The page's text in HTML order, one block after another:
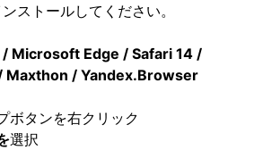
ストールしてください。
Microsoft Edge / Safari 14 /
Maxthon / Yandex.Browser
ボタンを右クリック
選択